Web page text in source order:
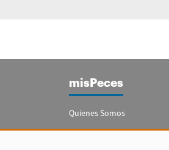
misPeces
Quienes Somos
Publicidad